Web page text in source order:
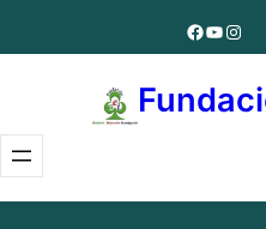
Facebook